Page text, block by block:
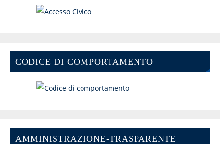
CODICE DI COMPORTAMENTO
AMMINISTRAZIONE-TRASPARENTE